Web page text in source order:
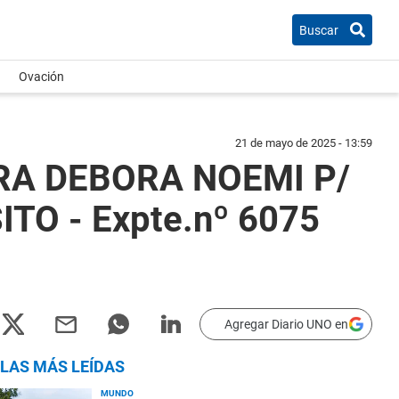
Buscar
Ovación
21 de mayo de 2025 - 13:59
DEBORA NOEMI P/
- Expte.nº 6075
Agregar Diario UNO en
LAS MÁS LEÍDAS
MUNDO